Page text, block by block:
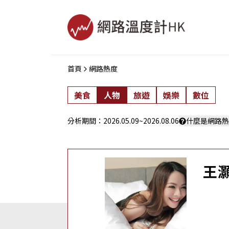
首頁 網路熱度
美食 人物 旅遊 娛樂 數位
分析期間： 2026.05.09~2026.08.06 什麼是網路
王